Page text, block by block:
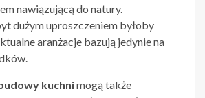
nawiązującą do natury.
dużym uproszczeniem byłoby
aranżacje bazują jedynie na
kuchnimogą także